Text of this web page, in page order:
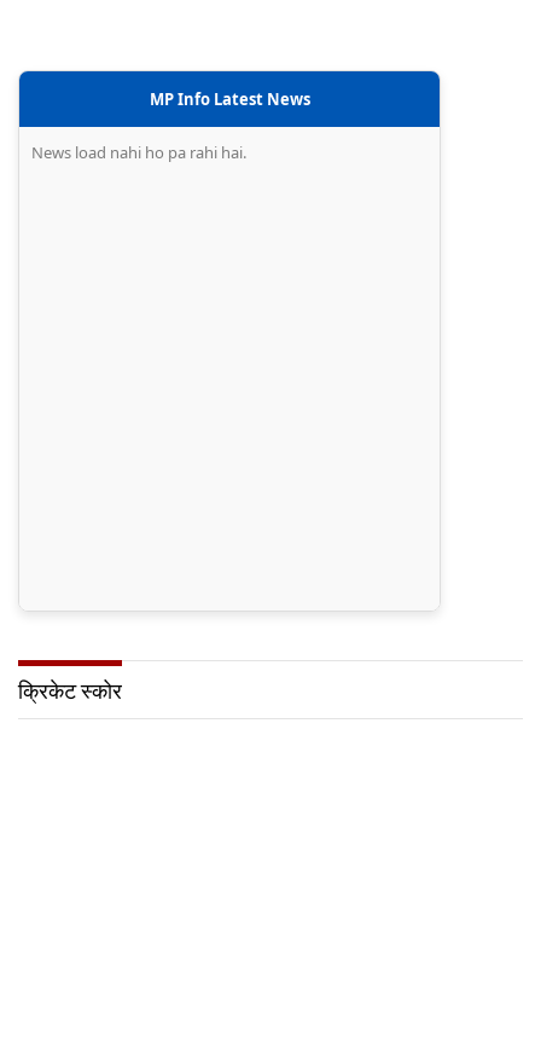
MP Info Latest News
News load nahi ho pa rahi hai.
क्रिकेट स्कोर